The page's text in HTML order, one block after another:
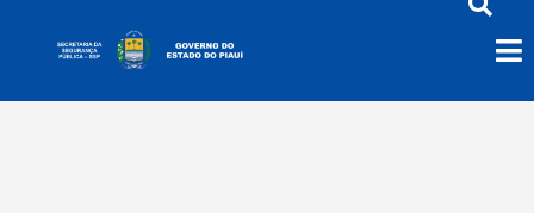
Polícia Civil